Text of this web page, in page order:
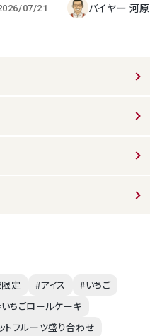
07/21 バイヤー 河原
定 #アイス
#いちご
ちごロールケーキ
トフルーツ盛り合わせ